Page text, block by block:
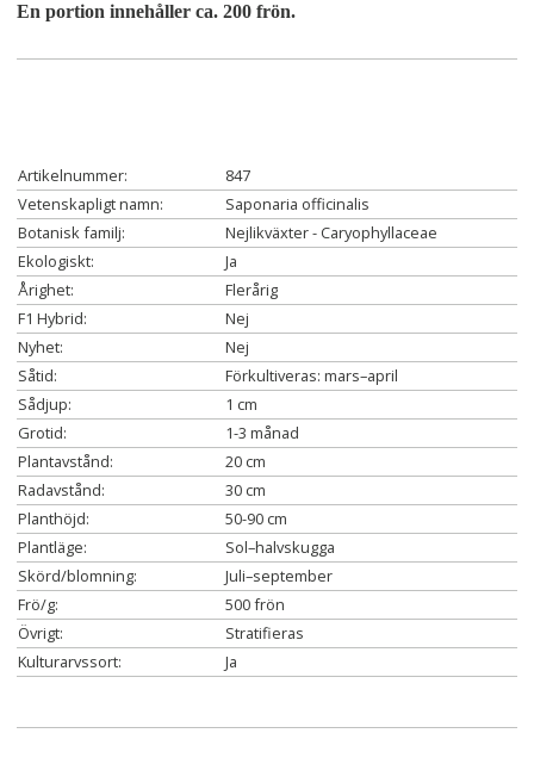
En portion innehåller ca. 200 frön.
Artikelnummer:
847
Vetenskapligt namn:
Saponaria officinalis
Botanisk familj:
Nejlikväxter - Caryophyllaceae
Ekologiskt:
Ja
Årighet:
Flerårig
F1 Hybrid:
Nej
Nyhet:
Nej
Såtid:
Förkultiveras: mars–april
Sådjup:
1 cm
Grotid:
1-3 månad
Plantavstånd:
20 cm
Radavstånd:
30 cm
Planthöjd:
50-90 cm
Plantläge:
Sol–halvskugga
Skörd/blomning:
Juli–september
Frö/g:
500 frön
Övrigt:
Stratifieras
Kulturarvssort:
Ja